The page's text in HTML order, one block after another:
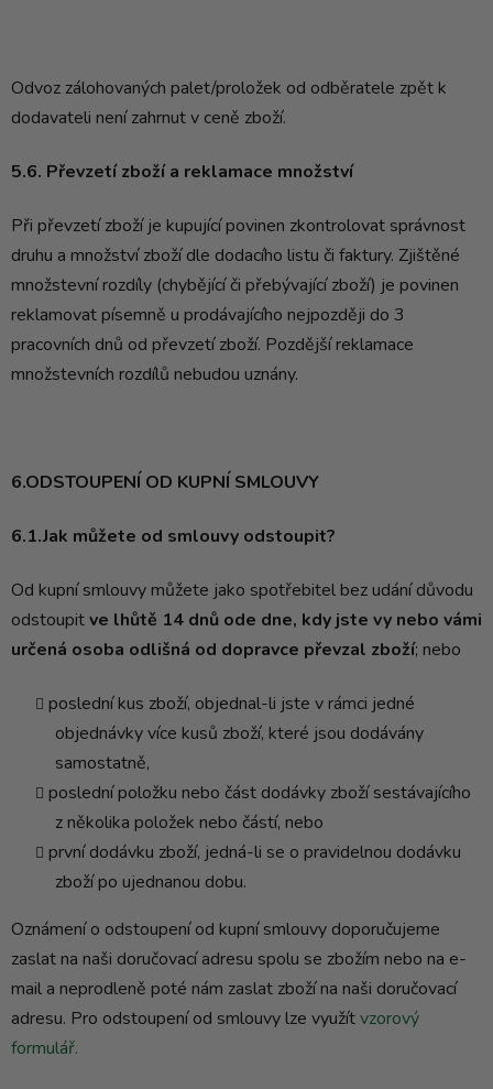
Odvoz zálohovaných palet/proložek od odběratele zpět k
dodavateli není zahrnut v ceně zboží.
5.6. Převzetí zboží a reklamace množství
Při převzetí zboží je kupující povinen zkontrolovat správnost
druhu a množství zboží dle dodacího listu či faktury. Zjištěné
množstevní rozdíly (chybějící či přebývající zboží) je povinen
reklamovat písemně u prodávajícího nejpozději do 3
pracovních dnů od převzetí zboží. Pozdější reklamace
množstevních rozdílů nebudou uznány.
6.ODSTOUPENÍ OD KUPNÍ SMLOUVY
6.1.Jak můžete od smlouvy odstoupit?
Od kupní smlouvy můžete jako spotřebitel bez udání důvodu
odstoupitve lhůtě 14 dnů ode dne, kdy jste vy nebo vámi
určená osoba odlišná od dopravce převzal zboží; nebo
poslední kus zboží, objednal-li jste v rámci jedné
objednávky více kusů zboží, které jsou dodávány
samostatně,
poslední položku nebo část dodávky zboží sestávajícího
z několika položek nebo částí, nebo
první dodávku zboží, jedná-li se o pravidelnou dodávku
zboží po ujednanou dobu.
Oznámení o odstoupení od kupní smlouvy doporučujeme
zaslat na naši doručovací adresu spolu se zbožím nebo na e-
mail a neprodleně poté nám zaslat zboží na naši doručovací
adresu. Pro odstoupení od smlouvy lze využítvzorový
formulář.